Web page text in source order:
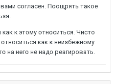
согласен. Поощрять такое
к этому относиться. Чисто
как к неизбежному
на него не надо реагировать.